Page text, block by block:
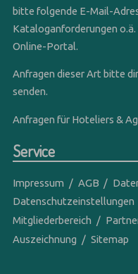
bitte folgende E-Mail-
Kataloganforderungen o.ä.
Online-Portal.
Anfragen dieser Art bitte
senden.
Anfragen für Hoteliers &
Service
Impressum AGB
Datenschutzeinstellungen
Mitgliederbereich
Auszeichnung
Sitemap